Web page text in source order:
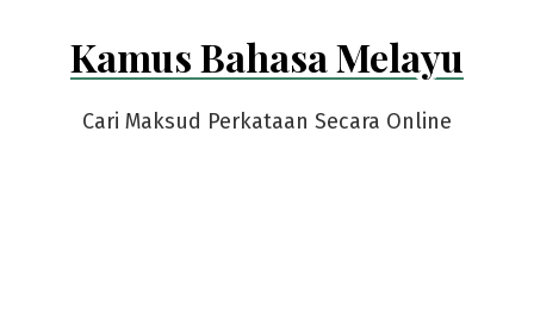
Kamus Bahasa Melayu
Cari Maksud Perkataan Secara Online